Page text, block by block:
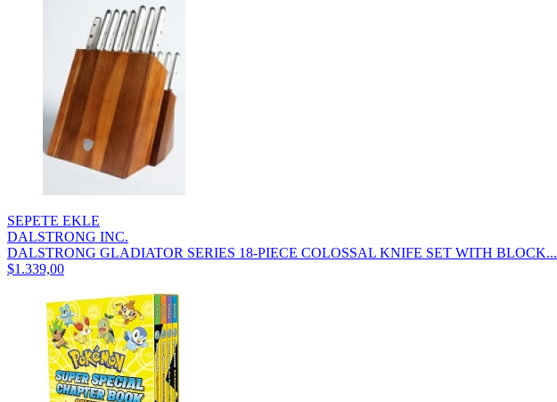
SEPETE EKLE
DALSTRONG INC.
DALSTRONG GLADIATOR SERIES 18-PIECE COLOSSAL KNIFE SET WITH BLOCK...
$1.339,00